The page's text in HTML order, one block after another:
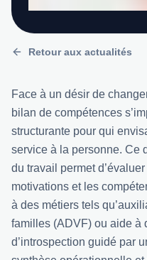
Retour aux actualités
Face à un désir de
bilan de compétences
structurante pour qui
service à la personne. Ce
du travail permet
motivations et les
à des métiers tels
familles (ADVF) ou aide à
d’introspection guidé par